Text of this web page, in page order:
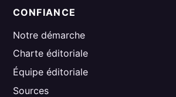
CONFIANCE
Notre démarche
Charte éditoriale
Équipe éditoriale
Sources